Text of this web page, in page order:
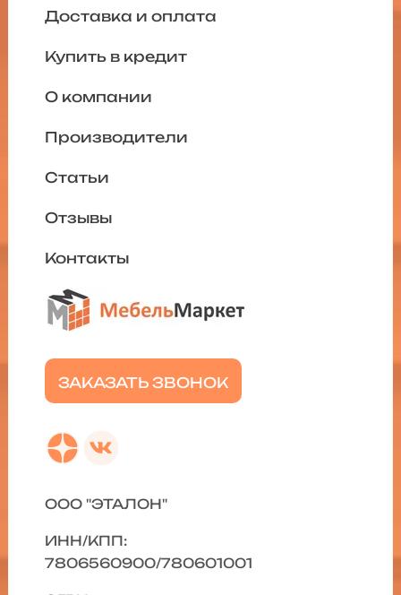
ЗАКАЗАТЬ ЗВОНОК
Доставка и оплата
Купить в кредит
О компании
Производители
Статьи
Отзывы
Контакты
ООО "ЭТАЛОН"
ИНН/КПП:
7806560900/780601001